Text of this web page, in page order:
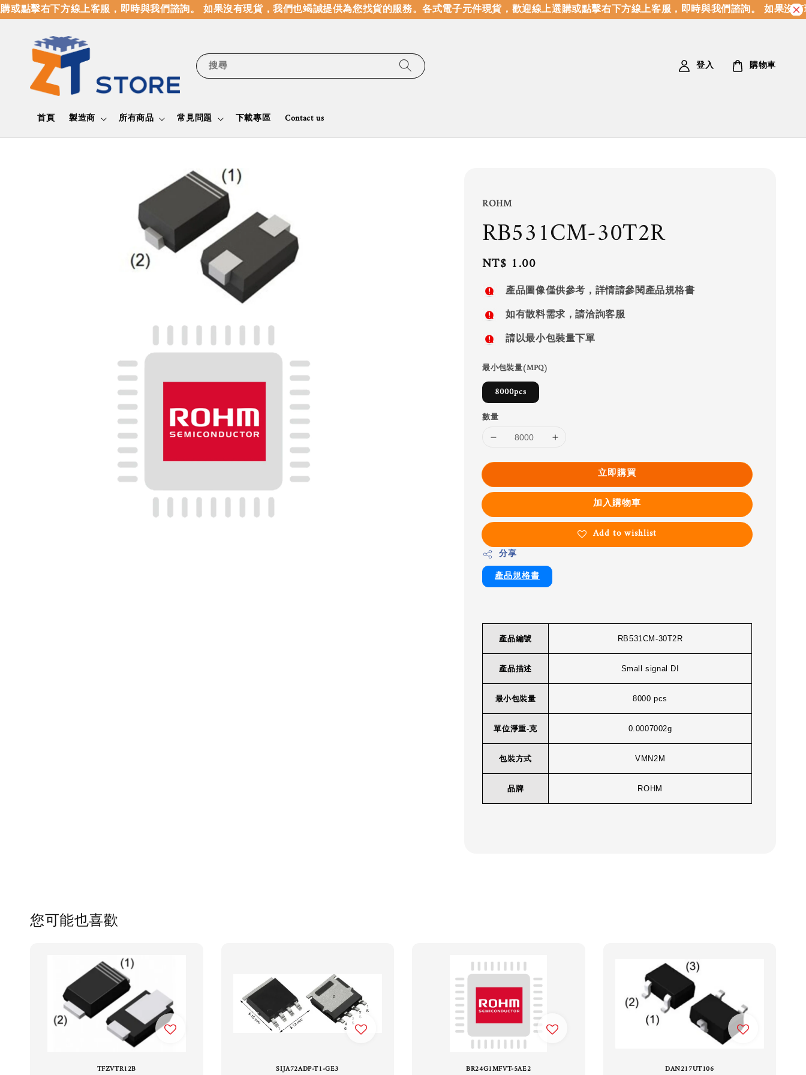
點擊右下方線上客服，即時與我們諮詢。 如果沒有現貨，我們也竭誠提供為您找貨的服務。各式電子元件現貨，歡迎線上選購或點擊右下方線上客服，即時與我們諮詢。 如果沒有
搜尋
首頁 製造商 所有商品 常見問題 下載專區 Contact us
登入 購物車
ROHM
RB531CM-30T2R
Regular
price
NT$ 1.00
產品圖像僅供參考，詳情請參閱產品規格書
如有散料需求，請洽詢客服
請以最小包裝量下單
最小包裝量(MPQ)
8000pcs
數量
立即購買
加入購物車
Add to wishlist
分享
產品規格書
產品編號 RB531CM-30T2R
產品描述 Small signal DI
最小包裝量 8000 pcs
單位淨重-克 0.0007002g
包裝方式 VMN2M
品牌 ROHM
您可能也喜歡
TFZVTR12B SIJA72ADP-T1-GE3 BR24G1MFVT-5AE2 DAN217UT106